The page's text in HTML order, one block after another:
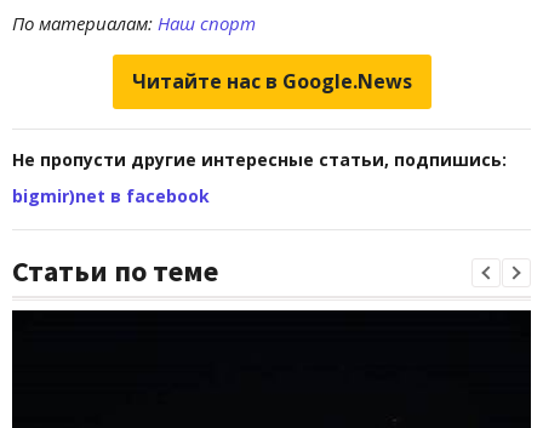
По материалам: Наш спорт
Читайте нас в Google.News
Не пропусти другие интересные статьи, подпишись:
bigmir)net в facebook
Статьи по теме